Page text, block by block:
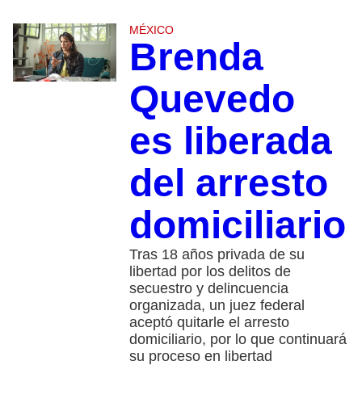
MÉXICO
Brenda
Quevedo
es liberada
del arresto
domiciliario
Tras 18 años privada de su
libertad por los delitos de
secuestro y delincuencia
organizada, un juez federal
aceptó quitarle el arresto
domiciliario, por lo que continuará
su proceso en libertad